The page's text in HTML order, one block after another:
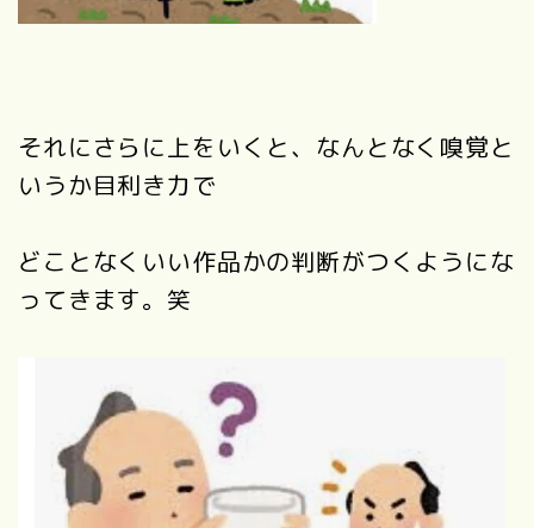
それにさらに上をいくと、なんとなく嗅覚と
いうか目利き力で
どことなくいい作品かの判断がつくようにな
ってきます。笑